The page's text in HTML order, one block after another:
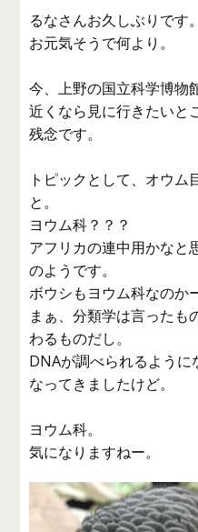
るなさんお久しぶりです。
お元気そうで何より。
今、上野の国立科学博物
近くなら見に行きたいと
残念です。
トピックとして、オウム
と。
ヨウム科？？？
アフリカの連中用かなと
のようです。
ボウシもヨウム科なのか
まぁ、分類学は言ったも
わるものだし。
DNAが調べられるよう
なってきましたけど。
ヨウム科。
気になりますねー。